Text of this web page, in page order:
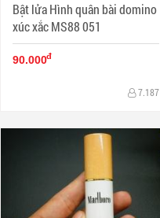
Bật lửa Hình quân bài domino
xúc xắc MS88 051
90.000đ
7.187